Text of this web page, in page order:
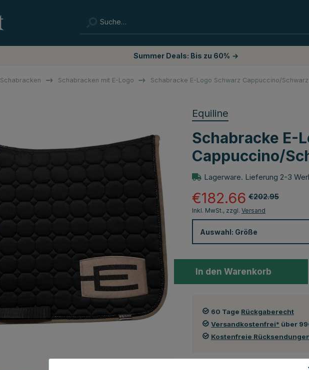
Summer Deals: Bis zu 60% →
Schabracken Schabracken mit E-Logo Schabracke E-Logo Schwarz Cappuccino/Schwarz
Equiline
Schabracke E-
Cappuccino/
Lagerware. Lieferung 2-3
€202.95
€182.66
Inkl. MwSt., zzgl. Versand
Auswahl: Größe
In den Warenkorb
60 Tage Rückgaberecht
Versandkostenfrei* über
Kostenfreie